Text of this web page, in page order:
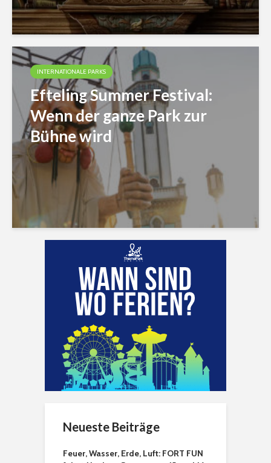
INTERNATIONALE PARKS
Efteling Summer Festival:
Wenn der ganze Park zur
Bühne wird
Neueste Beiträge
Feuer, Wasser, Erde, Luft: FORT FUN